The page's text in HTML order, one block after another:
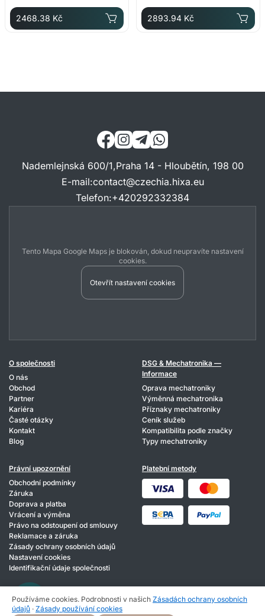
2468.38 Kč 2893.94 Kč
Nademlejnská 600/1,Praha 14 - Hloubětín, 198 00
E-mail:contact@czechia.hixa.eu
Telefon:+420292332384
Tento Mapa Google Maps je blokován, dokud neupravíte nastavení
cookies.
Otevřít nastavení cookies
O společnosti
O nás
Obchod
Partner
Kariéra
Časté otázky
Kontakt
Blog
DSG & Mechatronika —
Informace
Oprava mechatroniky
Výměnná mechatronika
Příznaky mechatroniky
Ceník služeb
Kompatibilita podle značky
Typy mechatroniky
Právní upozornění
Obchodní podmínky
Záruka
Doprava a platba
Vrácení a výměna
Právo na odstoupení od smlouvy
Reklamace a záruka
Zásady ochrany osobních údajů
Nastavení cookies
Identifikační údaje společnosti
Platební metody
© 2026 HIXA. Všechna práva vyhrazena.
Používáme cookies. Podrobnosti v našich Zásadách ochrany osobních
údajů · Zásady používání cookies